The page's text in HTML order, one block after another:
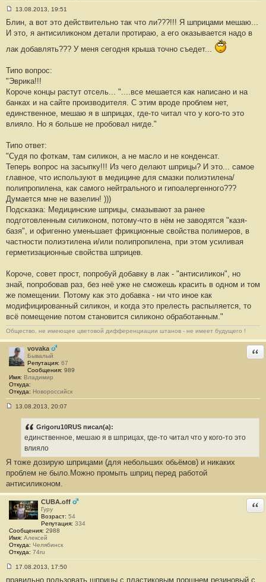
о
б
е
е
#
3
2
8
13.08.2013, 19:51
Блин, а вот это действительно так что ли???!!! Я шприцами мешаю...
И это, я антисиликоном детали протираю, а его оказывается надо в
лак добавлять??? У меня сегодня крыша точно съедет...
Типо вопрос:
"Эврика!!!
Короче концы растут отсель... "....все мешается как написано и на
банках и на сайте производителя. С этим вроде проблем нет,
единственное, мешаю я в шприцах, где-то читал что у кого-то это
влияло. Но я больше не пробовал нигде."
Типо ответ:
"Судя по фоткам, там силикон, а не масло и не конденсат.
Теперь вопрос на засыпку!!! Из чего делают шприцы? И это... самое
главное, что используют в медицине для смазки полиэтилена/
полипропилена, как самого нейтрального и гипоалергенного???
Думается мне не вазелин! )))
Подсказка: Медицинские шприцы, смазывают за ранее
подготовленным силиконом, потому-что в нём не заводятся "казя-
базя", и офигенно уменьшает фрикционные свойства полимеров, в
частности полиэтилена и/или полипропилена, при этом усиливая
герметизационные свойства шприцев.
Короче, совет прост, попробуй добавку в лак - "антисиликон", но
знай, попробовав раз, без неё уже не сможешь красить в одном и том
же помещении. Потому как это добавка - ни что иное как
модифицированный силикон, и когда это прелесть распыляется, то
всё помещение потом становится силиконо обработанным."
Общество, не имеющее цветовой дифференциации штанов - не имеет будущего !
vovaka
Бывалый
Репутация: 67
Сообщения: 989
Имя: Владимир
Откуда:
Откуда: Новороссийск
и
#
3
9
13.08.2013, 20:07
Grigoru10RUS писал(а):
единственное, мешаю я в шприцах, где-то читал что у кого-то это
влияло
Я тоже дозирую шприцами (для небольших обьёмов) и никаких
проблем не было.Можно промыть шприц перед работой
антисиликоном.
CUBA.off
Гуру
Возраст: 54
Репутация: 334
Сообщения: 2988
Имя: Алексей
Откуда: Челябинск
Откуда: 74ru
о
17.08.2013, 17:50
правильно пользовать шприцы с пластиковым поршнем.резиновый с